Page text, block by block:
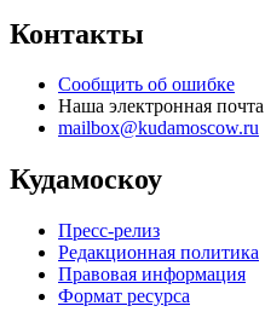
Контакты
Сообщить об ошибке
Наша электронная почта
mailbox@kudamoscow.ru
Кудамоскоу
Пресс-релиз
Редакционная политика
Правовая информация
Формат ресурса